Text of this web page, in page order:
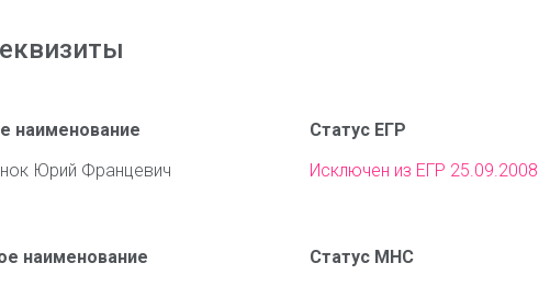
наименование
Юрий Францевич
Статус ЕГР
Исключен из ЕГР 25.09.2008
наименование
Статус МНС